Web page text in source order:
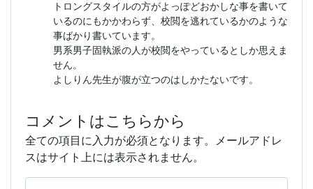
トロングスタイルの方がよっぽどおかしな事を書いて
いるのにもかかわらず、校閲を逃れているかのような
事ばかり書いています。
男系男子固執派の人が校閲をやっているとしか思えま
せん。
よしりん先生が腹が立つのはしかたないです。
コメントはこちらから
全ての項目に入力が必須となります。メールアドレ
スはサイト上には表示されません。